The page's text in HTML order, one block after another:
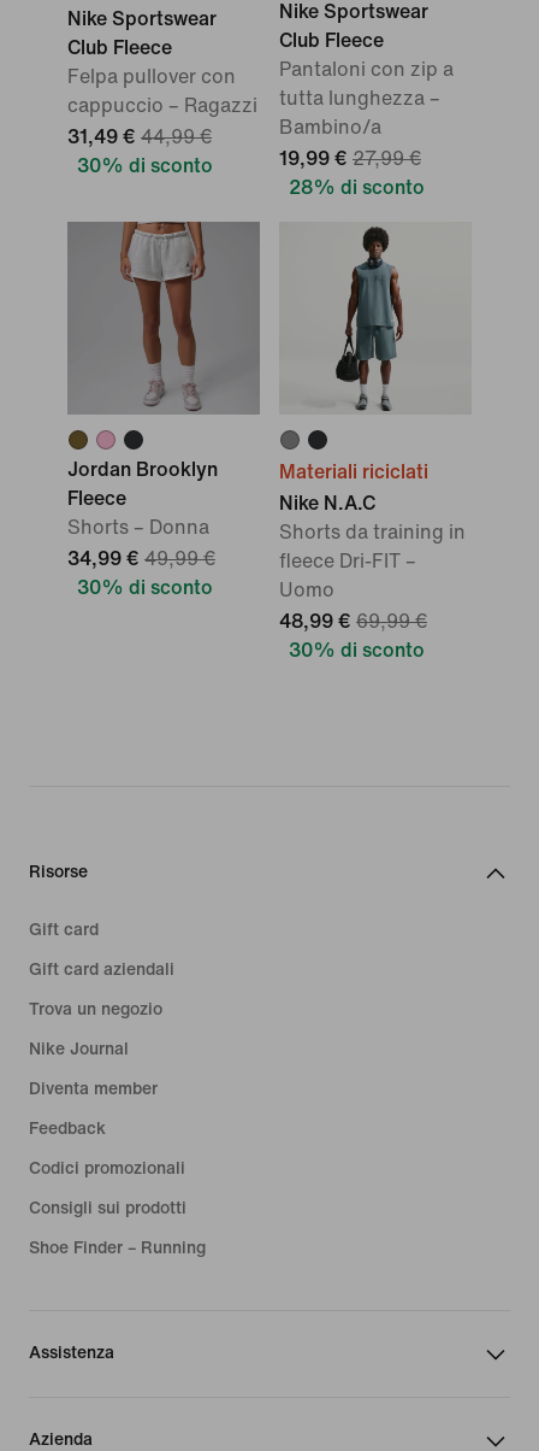
Nike Sportswear
Club Fleece
Felpa pullover con
cappuccio – Ragazzi
31,49 € 44,99 €
30% di sconto
Nike Sportswear
Club Fleece
Pantaloni con zip a
tutta lunghezza –
Bambino/a
19,99 € 27,99 €
28% di sconto
Jordan Brooklyn
Fleece
Shorts – Donna
34,99 € 49,99 €
30% di sconto
Materiali riciclati
Nike N.A.C
Shorts da training in
fleece Dri-FIT –
Uomo
48,99 € 69,99 €
30% di sconto
Risorse
Gift card
Gift card aziendali
Trova un negozio
Nike Journal
Diventa member
Feedback
Codici promozionali
Consigli sui prodotti
Shoe Finder – Running
Assistenza
Azienda